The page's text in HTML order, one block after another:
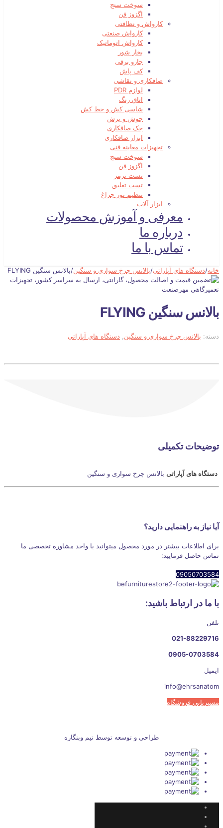
سوخت سنج
اگزوز فن
کارواش و نظافتی
کارواش صنعتی
کارواش اتوماتیک
بخار شور
جارو برقی
کف پاش
صافکاری و نقاشی
لوازم PDR
اتاق رنگ
شاسی کش و خط کش
جوش و برش
جک صافکاری
ابزار صافکاری
تجهیزات معاینه فنی
سوخت سنج
اگزوز فن
تست ترمز
تست تعلیق
تنظیم نور چراغ
ابزار آلات
معرفی و آموزش محصولات
درباره ما
تماس با ما
خانه/دستگاه های آپاراتی/بالانس چرخ سواری و سنگین/بالانس سنگین FLYING
بالانس سنگین FLYING
دسته: بالانس چرخ سواری و سنگین دستگاه های آپاراتی
توضیحات تکمیلی
دستگاه های آپاراتی بالانس چرخ سواری و سنگین
آیا نیاز به راهنمایی دارید؟
برای اطلاعات بیشتر در مورد محصول میتوانید با واحد مشاوره تخصصی ما
تماس حاصل فرمایید:
09050703584
با ما در ارتباط باشید:
تلفن
021-88229716
0905-0703584
ایمیل
info@ehrsanatom
مسیریابی فروشگاه
طراحی و توسعه توسط تیم وبنگاره